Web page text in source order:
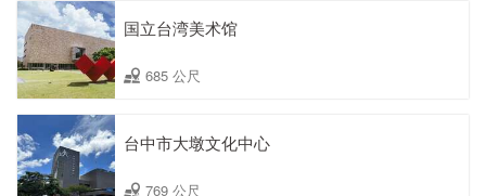
国立台湾美术馆
685 公尺
台中市大墩文化中心
769 公尺